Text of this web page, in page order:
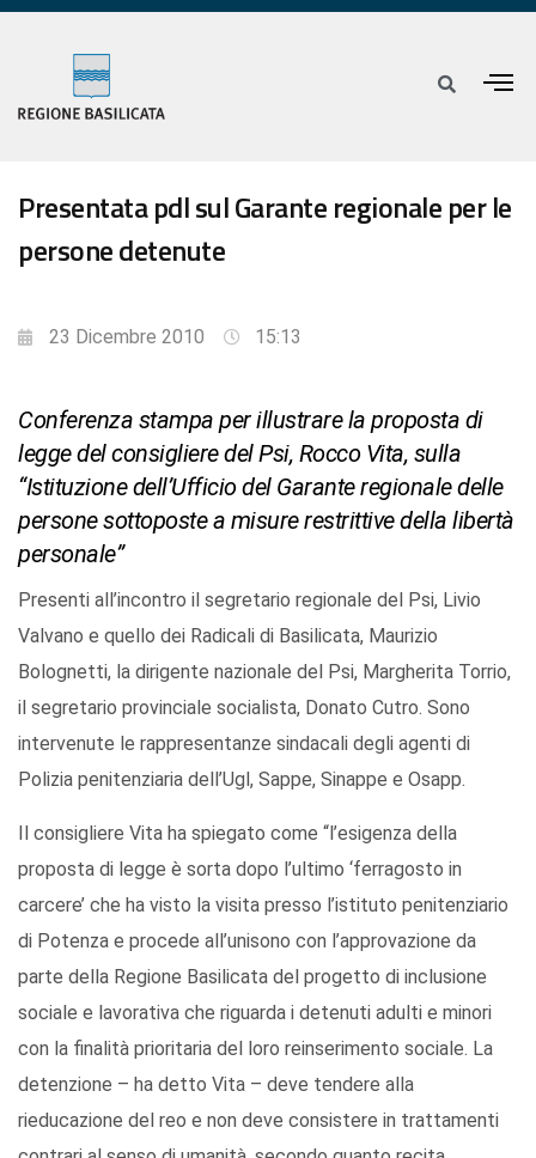
Presentata pdl sul Garante regionale per le
persone detenute
23 Dicembre 2010 15:13
Conferenza stampa per illustrare la proposta di
legge del consigliere del Psi, Rocco Vita, sulla
“Istituzione dell’Ufficio del Garante regionale delle
persone sottoposte a misure restrittive della libertà
personale”
Presenti all’incontro il segretario regionale del Psi, Livio
Valvano e quello dei Radicali di Basilicata, Maurizio
Bolognetti, la dirigente nazionale del Psi, Margherita Torrio,
il segretario provinciale socialista, Donato Cutro. Sono
intervenute le rappresentanze sindacali degli agenti di
Polizia penitenziaria dell’Ugl, Sappe, Sinappe e Osapp.
Il consigliere Vita ha spiegato come “l’esigenza della
proposta di legge è sorta dopo l’ultimo ‘ferragosto in
carcere’ che ha visto la visita presso l’istituto penitenziario
di Potenza e procede all’unisono con l’approvazione da
parte della Regione Basilicata del progetto di inclusione
sociale e lavorativa che riguarda i detenuti adulti e minori
con la finalità prioritaria del loro reinserimento sociale. La
detenzione – ha detto Vita – deve tendere alla
rieducazione del reo e non deve consistere in trattamenti